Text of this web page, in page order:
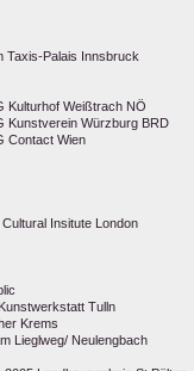
Taxis-Palais Innsbruck
Kulturhof Weißtrach NÖ
Kunstverein Würzburg BRD
Contact Wien
Insitute London
Tulln
Krems
Lieglweg/ Neulengbach